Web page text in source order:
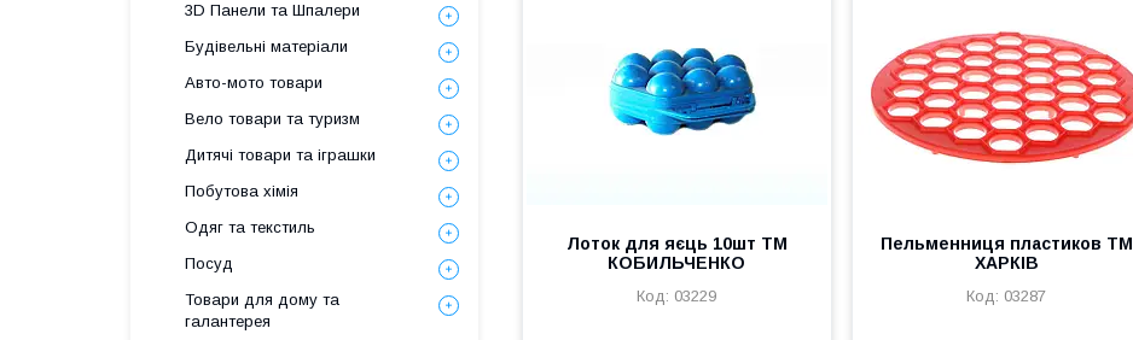
Лоток для яєць 10шт ТМ
КОБИЛЬЧЕНКО
03229
Пельменниця пластиков ТМ
ХАРКІВ
03287
3D Панели та Шпалери
Будівельні матеріали
Авто-мото товари
Вело товари та туризм
Дитячі товари та іграшки
Побутова хімія
Одяг та текстиль
Посуд
Товари для дому та
галантерея